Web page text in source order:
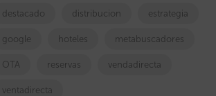
destacado distribucion estrategia
google hoteles metabuscadores
OTA reservas vendadirecta
ventadirecta